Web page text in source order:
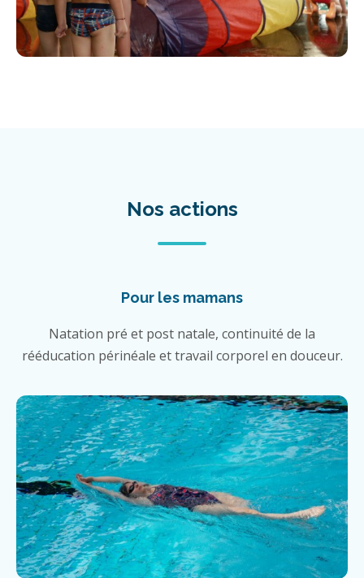
Nos actions
Pour les mamans
Natation pré et post natale, continuité de la
rééducation périnéale et travail corporel en douceur.